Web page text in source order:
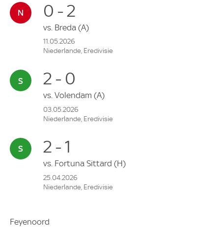
0 - 2
vs. Breda (A)
11.05.2026
Niederlande, Eredivisie
2 - 0
vs. Volendam (A)
03.05.2026
Niederlande, Eredivisie
2 - 1
vs. Fortuna Sittard (H)
25.04.2026
Niederlande, Eredivisie
Feyenoord